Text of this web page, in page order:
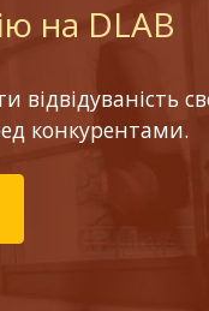
на DLAB
конкурентами.